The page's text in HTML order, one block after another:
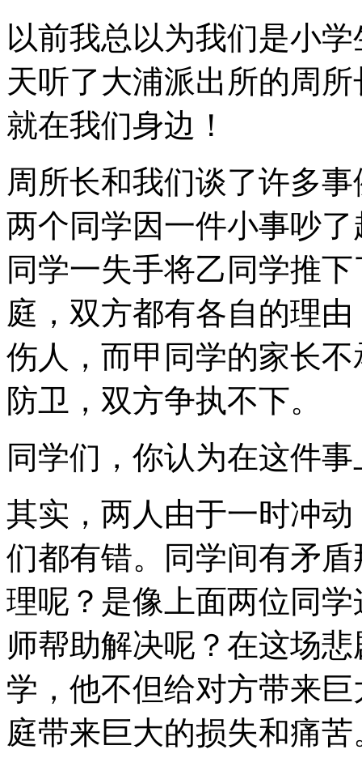
以前我总以为我们是小
天听了大浦派出所的周
就在我们身边！
周所长和我们谈了许多
两个同学因一件小事吵
同学一失手将乙同学推
庭，双方都有各自的理
伤人，而甲同学的家长
防卫，双方争执不下。
同学们，你认为在这件
其实，两人由于一时冲
们都有错。同学间有矛
理呢？是像上面两位同
师帮助解决呢？在这场
学，他不但给对方带来
庭带来巨大的损失和痛苦